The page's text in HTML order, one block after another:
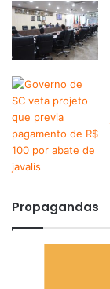
Propagandas